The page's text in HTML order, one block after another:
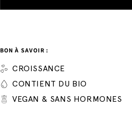
BON À SAVOIR :
CROISSANCE
CONTIENT DU BIO
VEGAN & SANS HORMONES